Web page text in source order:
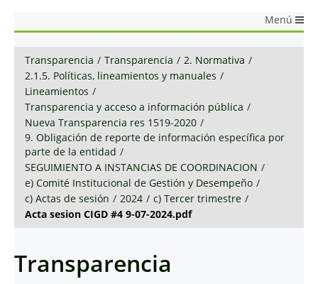
Menú
Transparencia / Transparencia / 2. Normativa /
2.1.5. Políticas, lineamientos y manuales /
Lineamientos /
Transparencia y acceso a información pública /
Nueva Transparencia res 1519-2020 /
9. Obligación de reporte de información específica por
parte de la entidad /
SEGUIMIENTO A INSTANCIAS DE COORDINACION /
e) Comité Institucional de Gestión y Desempeño /
c) Actas de sesión / 2024 / c) Tercer trimestre /
Acta sesion CIGD #4 9-07-2024.pdf
Transparencia